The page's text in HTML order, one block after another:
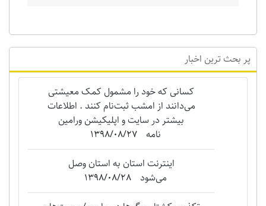
پر بحث ترین اخبار
کسانی که خود را مشمول کمک معیشتی
می‌دانند از امشب ثبت‌نام کنند . اطلاعات
بیشتر در سایت و اپلیکیشن ورامین
نامه 1398/08/27
اینترنت استان به استان وصل
می‌شود
1398/08/28